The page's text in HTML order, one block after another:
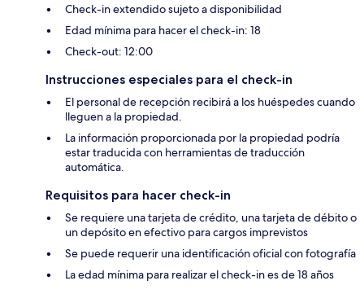
Check-in extendido sujeto a disponibilidad
Edad mínima para hacer el check-in: 18
Check-out: 12:00
Instrucciones especiales para el check-in
El personal de recepción recibirá a los huéspedes cuando
lleguen a la propiedad.
La información proporcionada por la propiedad podría
estar traducida con herramientas de traducción
automática.
Requisitos para hacer check-in
Se requiere una tarjeta de crédito, una tarjeta de débito o
un depósito en efectivo para cargos imprevistos
Se puede requerir una identificación oficial con fotografía
La edad mínima para realizar el check-in es de 18 años